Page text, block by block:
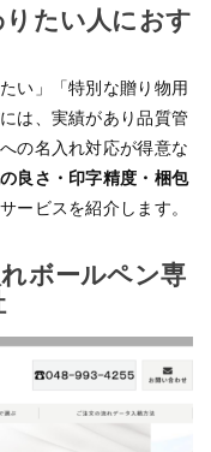
たい人におす
い」「特別な贈り物用
は、実績があり品質管
の名入れ対応が得意な
良さ・印字精度・梱包
ービスを紹介します。
ボールペン専